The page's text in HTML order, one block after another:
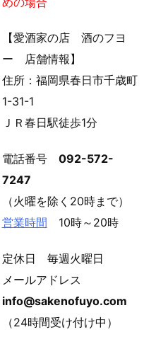
【愛酒家の店 酒のフヨ
ー 店舗情報】
住所：福岡県春日市千歳町
1-31-1
ＪＲ春日駅徒歩1分
電話番号 092-572-
7247
（火曜を除く20時まで）
営業時間 10時～20時
定休日 毎週火曜日
メールアドレス
info@sakenofuyo.com
（24時間受け付け中）